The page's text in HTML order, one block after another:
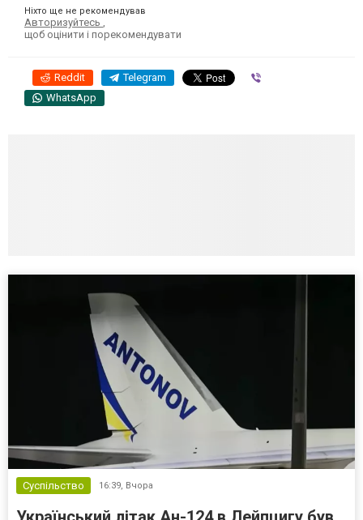
Ніхто ще не рекомендував
Авторизуйтесь
щоб оцінити і порекомендувати
Reddit Telegram
WhatsApp
Суспільство 16:39, Вчора